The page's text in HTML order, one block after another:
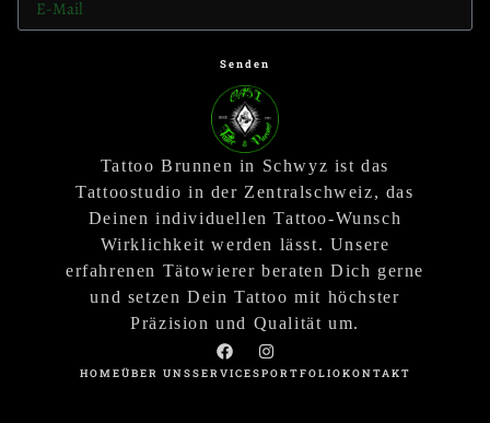
Senden
Tattoo Brunnen in Schwyz ist das
Tattoostudio in der Zentralschweiz, das
Deinen individuellen Tattoo-Wunsch
Wirklichkeit werden lässt. Unsere
erfahrenen Tätowierer beraten Dich gerne
und setzen Dein Tattoo mit höchster
Präzision und Qualität um.
HOMEÜBER UNSSERVICESPORTFOLIOKONTAKT